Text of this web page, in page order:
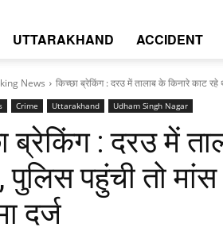
UTTARAKHAND ACCIDENT
News किच्छा ब्रेकिंग : दरउ में तालाब के किनारे काट रहे
Crime Uttarakhand Udham Singh Nagar
ब्रेकिंग : दरउ में
पुलिस पहुंची तो
दर्ज